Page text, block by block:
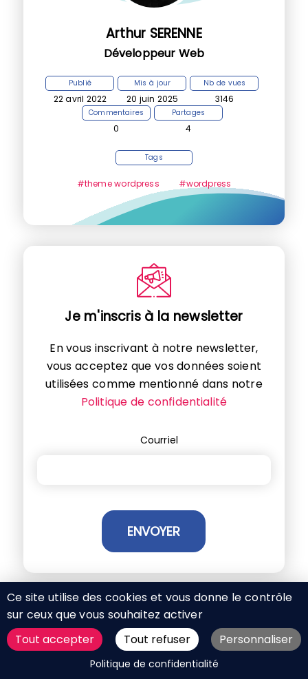
Arthur SERENNE
Développeur Web
Publié
22 avril 2022
Mis à jour
20 juin 2025
Nb de vues
3146
Commentaires
0
Partages
4
Tags
#theme wordpress #wordpress
Je m'inscris à la newsletter
En vous inscrivant à notre newsletter,
vous acceptez que vos données soient
utilisées comme mentionné dans notre
Politique de confidentialité
Courriel
Je note
DEMANDER UN DEVIS
Ce site utilise des cookies et vous donne le contrôle
sur ceux que vous souhaitez activer
Tout accepter
Tout refuser Personnaliser
Politique de confidentialité